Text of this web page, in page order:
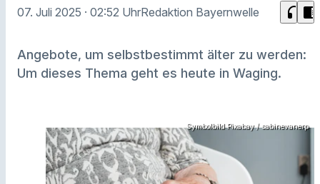
07. Juli 2025 · 02:52 UhrRedaktion Bayernwelle headphones chrome_reader_mode
Angebote, um selbstbestimmt älter zu werden:
Um dieses Thema geht es heute in Waging.
Symbolbild Pixabay / sabinevanerp